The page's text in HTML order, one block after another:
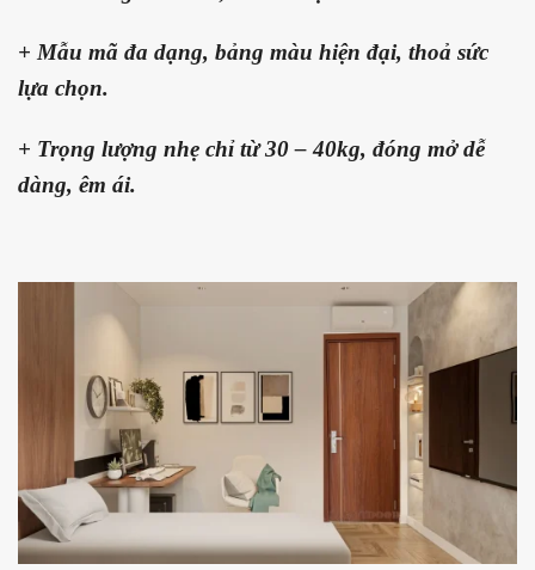
+ Mẫu mã đa dạng, bảng màu hiện đại, thoả sức
lựa chọn.
+ Trọng lượng nhẹ chỉ từ 30 – 40kg, đóng mở dễ
dàng, êm ái.